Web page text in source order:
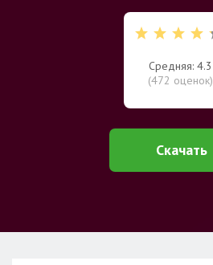
Средняя: 4.3
(472 оценок)
Скачать